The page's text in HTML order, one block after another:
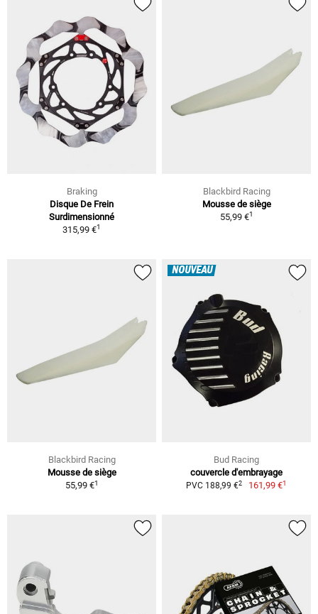
Braking
Disque De Frein
Surdimensionné
315,99 €1
Blackbird Racing
Mousse de siège
55,99 €1
Blackbird Racing
Mousse de siège
55,99 €1
NOUVEAU
Bud Racing
couvercle d'embrayage
PVC 188,99 €2 161,99 €1